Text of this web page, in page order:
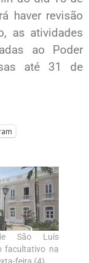
haver revisão
as atividades
ao Poder
até 31 de
São Luís
facultativo na